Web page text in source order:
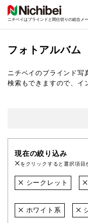
ニチベイはブラインドと間仕切りの総合メ
フォトアルバム
ニチベイのブラインド写
検索もできますので、イ
現在の絞り込み
をクリックすると選択項目
シークレット
ホワイト系